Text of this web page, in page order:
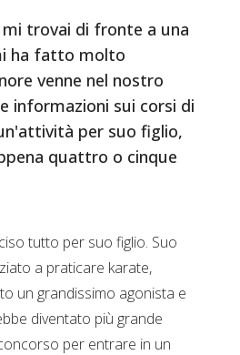
mi trovai di fronte a una
ha fatto molto
venne nel nostro
informazioni sui corsi di
per suo figlio,
quattro o cinque
tutto per suo figlio. Suo
a praticare karate,
un grandissimo agonista e
diventato più grande
per entrare in un